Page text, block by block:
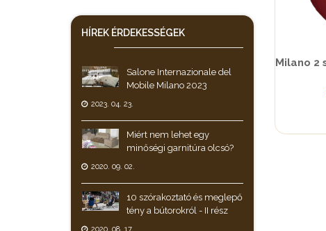
HÍREK ÉRDEKESSÉGEK
Salone Internazionale del
Mobile Milano 2023
2023. 04. 23.
Miért nem lehet egy
minőségi garnitúra olcsó?
2020. 09. 02.
10 szórakoztató és meglepő
tény a bútorokról - II rész